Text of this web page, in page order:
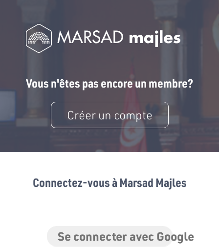
Vous n'êtes pas encore un membre?
Créer un compte
Connectez-vous à Marsad Majles
Se connecter avec Google